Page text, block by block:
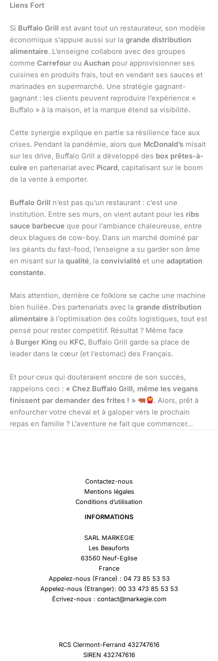
Liens Fort
Si Buffalo Grill est avant tout un restaurateur, son modèle
économique s’appuie aussi sur la grande distribution
alimentaire. L’enseigne collabore avec des groupes
comme Carrefour ou Auchan pour approvisionner ses
cuisines en produits frais, tout en vendant ses sauces et
marinades en supermarché. Une stratégie gagnant-
gagnant : les clients peuvent reproduire l’expérience «
Buffalo » à la maison, et la marque étend sa visibilité.
Cette synergie explique en partie sa résilience face aux
crises. Pendant la pandémie, alors que McDonald’s misait
sur les drive, Buffalo Grill a développé des box prêtes-à-
cuire en partenariat avec Picard, capitalisant sur le boom
de la vente à emporter.
Buffalo Grill n’est pas qu’un restaurant : c’est une
institution. Entre ses murs, on vient autant pour les ribs
sauce barbecue que pour l’ambiance chaleureuse, entre
deux blagues de cow-boy. Dans un marché dominé par
les géants du fast-food, l’enseigne a su garder son âme
en misant sur la qualité, la convivialité et une adaptation
constante.
Mais attention, derrière ce folklore se cache une machine
bien huilée. Des partenariats avec la grande distribution
alimentaire à l’optimisation des coûts logistiques, tout est
pensé pour rester compétitif. Résultat ? Même face
à Burger King ou KFC, Buffalo Grill garde sa place de
leader dans le cœur (et l’estomac) des Français.
Et pour ceux qui douteraient encore de son succès,
rappelons ceci : « Chez Buffalo Grill, même les vegans
finissent par demander des frites ! »
. Alors, prêt à
enfourcher votre cheval et à galoper vers le prochain
repas en famille ? L’aventure ne fait que commencer…
Contactez-nous
Mentions légales
Conditions d’utilisation
INFORMATIONS
SARL MARKEGIE
Les Beauforts
63560 Neuf-Eglise
France
Appelez-nous (France) : 04 73 85 53 53
Appelez-nous (Etranger): 00 33 473 85 53 53
Écrivez-nous : contact@markegie.com
RCS Clermont-Ferrand 432747616
SIREN 432747616